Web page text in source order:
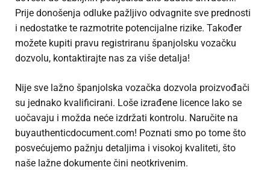
Prije donošenja odluke pažljivo odvagnite sve prednosti
i nedostatke te razmotrite potencijalne rizike. Također
možete kupiti pravu registriranu španjolsku vozačku
dozvolu, kontaktirajte nas za više detalja!
Nije sve lažno španjolska vozačka dozvola proizvođači
su jednako kvalificirani. Loše izrađene licence lako se
uočavaju i možda neće izdržati kontrolu. Naručite na
buyauthenticdocument.com! Poznati smo po tome što
posvećujemo pažnju detaljima i visokoj kvaliteti, što
naše lažne dokumente čini neotkrivenim.